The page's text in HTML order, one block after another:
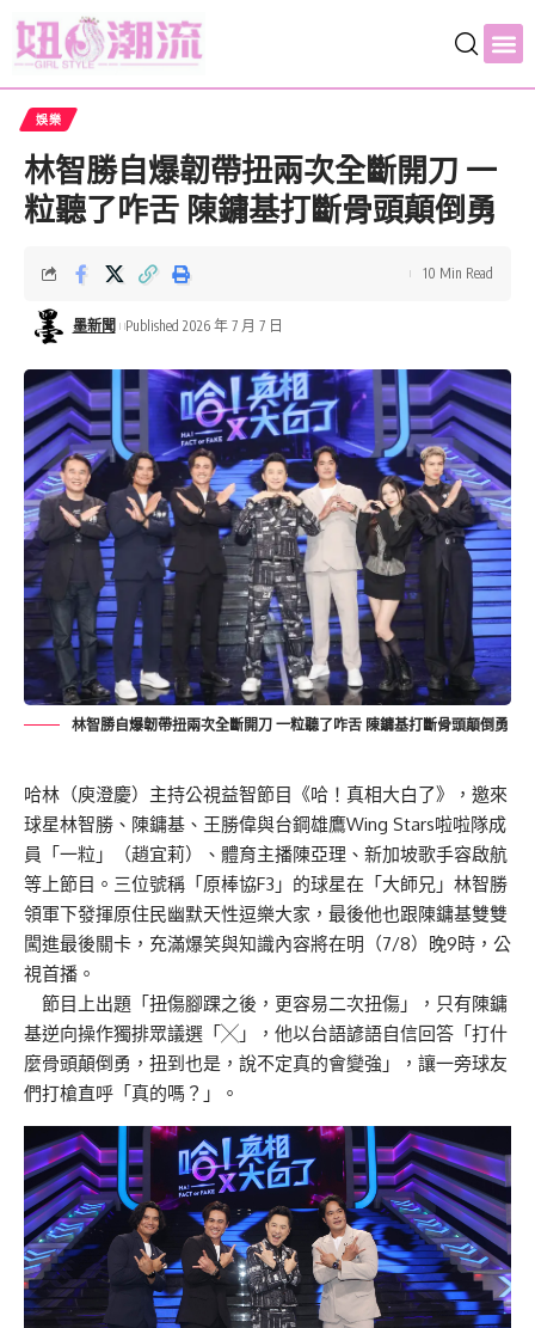
娛樂
林智勝自爆韌帶扭兩次全斷開刀 一
粒聽了咋舌 陳鏞基打斷骨頭顛倒勇
墨新聞 Published 2026 年 7 月 7 日
10 Min Read
林智勝自爆韌帶扭兩次全斷開刀 一粒聽了咋舌 陳鏞基打斷骨頭顛倒勇
哈林（庾澄慶）主持公視益智節目《哈！真相大白了》，邀來
球星林智勝、陳鏞基、王勝偉與台鋼雄鷹Wing Stars啦啦隊成
員「一粒」（趙宜莉）、體育主播陳亞理、新加坡歌手容啟航
等上節目。三位號稱「原棒協F3」的球星在「大師兄」林智勝
領軍下發揮原住民幽默天性逗樂大家，最後他也跟陳鏞基雙雙
闖進最後關卡，充滿爆笑與知識內容將在明（7/8）晚9時，公
視首播。
節目上出題「扭傷腳踝之後，更容易二次扭傷」，只有陳鏞
基逆向操作獨排眾議選「╳」，他以台語諺語自信回答「打什
麼骨頭顛倒勇，扭到也是，說不定真的會變強」，讓一旁球友
們打槍直呼「真的嗎？」。